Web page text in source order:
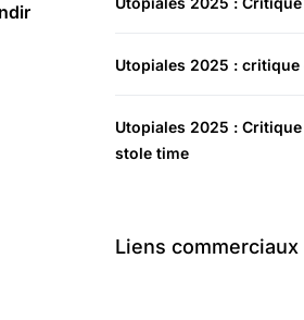
Utopiales 2025 : critique
Utopiales 2025 :
stole time
Liens commerciaux